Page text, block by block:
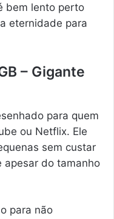
bem lento perto
eternidade para
– Gigante
para quem
ou Netflix. Ele
sem custar
apesar do tamanho
para não